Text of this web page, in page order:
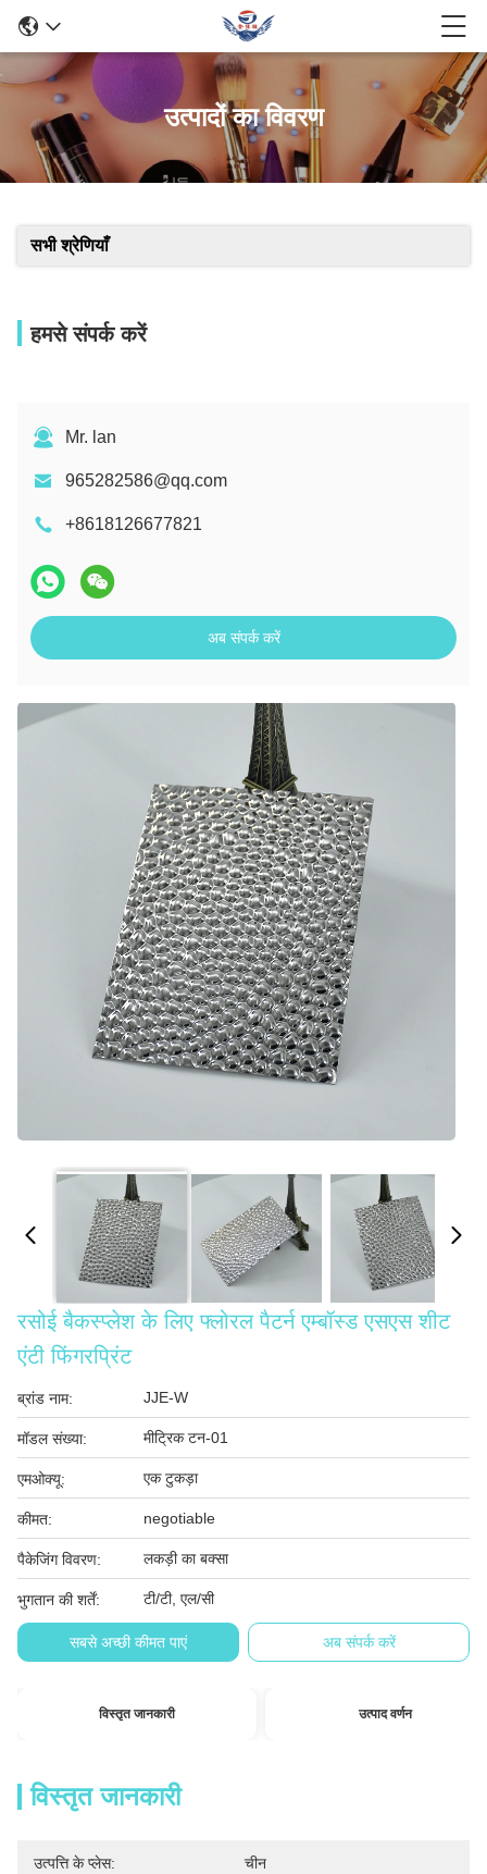
उत्पादों का विवरण
सभी श्रेणियाँ
हमसे संपर्क करें
Mr. lan
965282586@qq.com
+8618126677821
अब संपर्क करें
रसोई बैकस्प्लेश के लिए फ्लोरल पैटर्न एम्बॉस्ड एसएस शीट
एंटी फिंगरप्रिंट
ब्रांड नाम: JJE-W
मॉडल संख्या: मीट्रिक टन-01
एमओक्यू: एक टुकड़ा
कीमत: negotiable
पैकेजिंग विवरण: लकड़ी का बक्सा
भुगतान की शर्तें: टी/टी, एल/सी
सबसे अच्छी कीमत पाएं अब संपर्क करें
विस्तृत जानकारी उत्पाद वर्णन
विस्तृत जानकारी
उत्पत्ति के प्लेस: चीन